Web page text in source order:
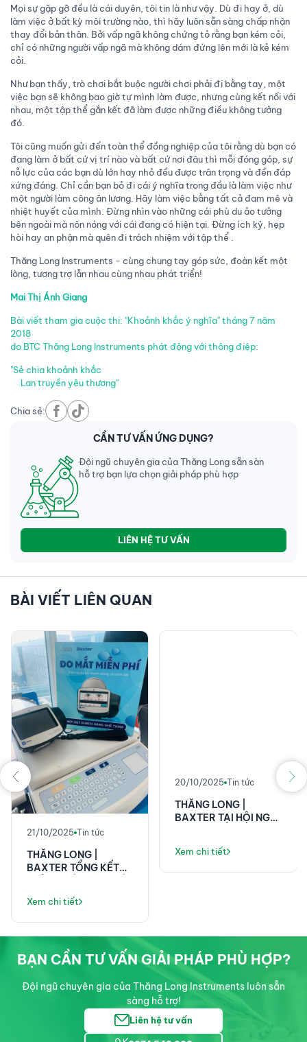
Mọi sự gặp gỡ đều là cái duyên, tôi tin là như vậy. Dù đi hay ở, dù
làm việc ở bất kỳ môi trường nào, thì hãy luôn sẵn sàng chấp nhận
thay đổi bản thân. Bởi vấp ngã không chứng tỏ rằng bạn kém cỏi,
chỉ có những người vấp ngã mà không dám đứng lên mới là kẻ kém
cỏi.
Như bạn thấy, trò chơi bắt buộc người chơi phải đi bằng tay, một
việc bạn sẽ không bao giờ tự mình làm được, nhưng cùng kết nối với
nhau, một tập thể gắn kết đã làm được những điều không tưởng
đó.
Tôi cũng muốn gửi đến toàn thể đồng nghiệp của tôi rằng dù bạn có
đang làm ở bất cứ vị trí nào và bất cứ nơi đâu thì mỗi đóng góp, sự
nỗ lực của các bạn dù lớn hay nhỏ đều được trân trọng và đền đáp
xứng đáng. Chỉ cần bạn bỏ đi cái ý nghĩa trong đầu là làm việc như
một người làm công ăn lương. Hãy làm việc bằng tất cả đam mê và
nhiệt huyết của mình. Đừng nhìn vào những cái phù du ảo tưởng
bên ngoài mà nôn nóng với cái đang có hiện tại. Đừng ích kỷ, hẹp
hòi hay an phận mà quên đi trách nhiệm với tập thể .
Thăng Long Instruments - cùng chung tay góp sức, đoàn kết một
lòng, tương trợ lẫn nhau cùng nhau phát triển!
Mai Thị Ánh Giang
Bài viết tham gia cuộc thi: "Khoảnh khắc ý nghĩa" tháng 7 năm
2018
do BTC Thăng Long Instruments phát động với thông điệp:
"Sẻ chia khoảnh khắc
Lan truyền yêu thương"
Chia sẻ:
CẦN TƯ VẤN ỨNG DỤNG?
Đội ngũ chuyên gia của Thăng Long sẵn sàn
hỗ trợ bạn lựa chọn giải pháp phù hợp
LIÊN HỆ TƯ VẤN
BÀI VIẾT LIÊN QUAN
21/10/2025 Tin tức
THĂNG LONG |
BAXTER TỔNG KẾT
DƯỠNG PHENIKAA!
Xem chi tiết
20/10/2025 Tin tức
THĂNG LONG |
BAXTER TẠI HỘI NGHỊ
Xem chi tiết
BẠN CẦN TƯ VẤN GIẢI PHÁP PHÙ HỢP?
Đội ngũ chuyên gia của Thăng Long Instruments luôn sẵn
sàng hỗ trợ!
Liên hệ tư vấn